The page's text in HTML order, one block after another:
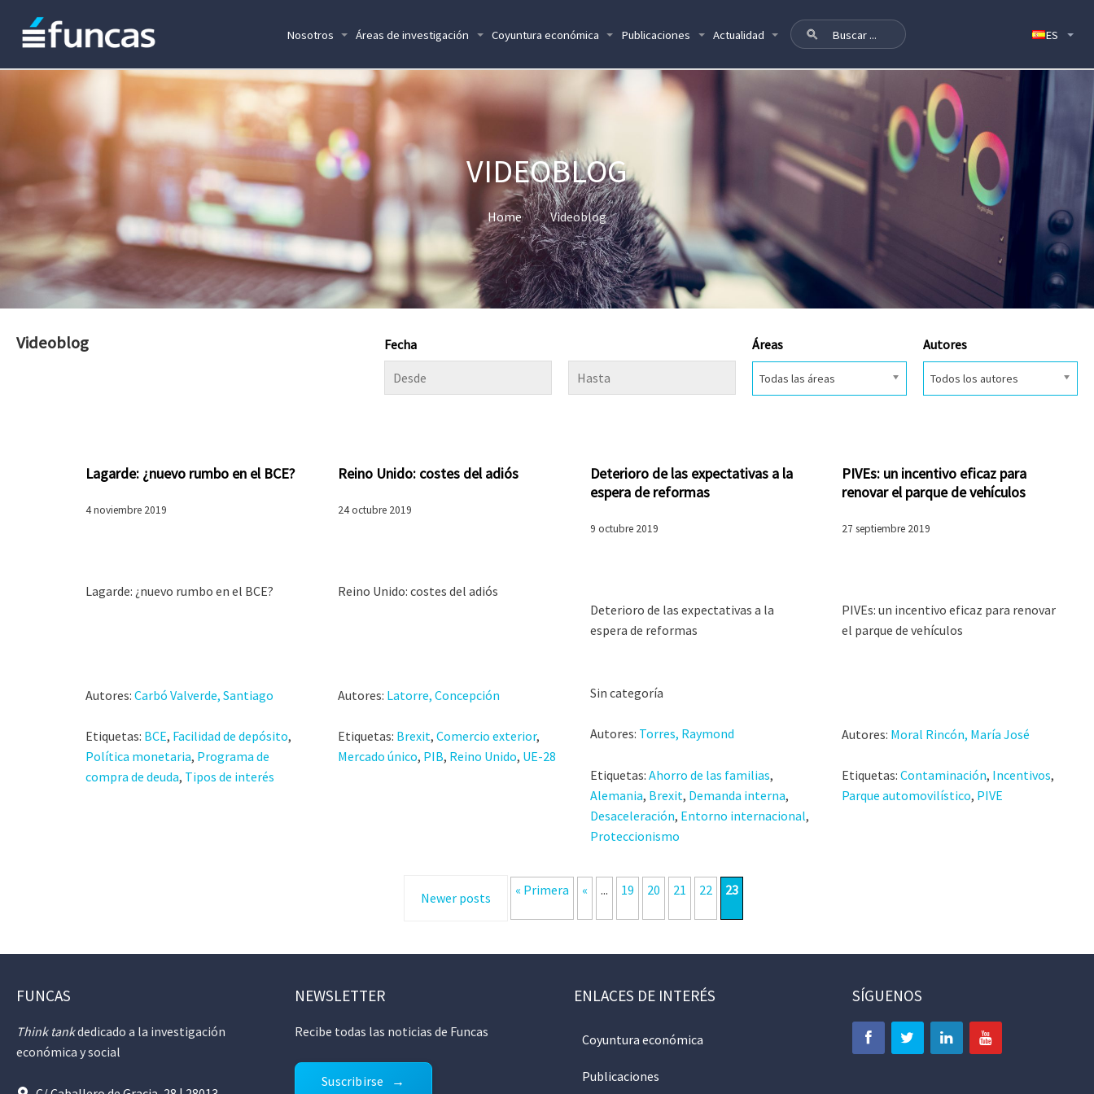
Nosotros Áreas de investigación Coyuntura económica Publicaciones Actualidad
VIDEOBLOG
Home Videoblog
Videoblog Autores
Todos los autores
Áreas
Todas las áreas
Fecha
Lagarde: ¿nuevo rumbo en el BCE?
4 noviembre 2019
Lagarde: ¿nuevo rumbo en el BCE?
Autores:Carbó Valverde, Santiago
Etiquetas: BCE, Facilidad de depósito,
Política monetaria, Programa de
compra de deuda, Tipos de interés
Reino Unido: costes del adiós
24 octubre 2019
Reino Unido: costes del adiós
Autores: Latorre, Concepción
Etiquetas: Brexit, Comercio exterior,
Mercado único, PIB, Reino Unido, UE-28
Deterioro de las expectativas a la
espera de reformas
9 octubre 2019
Deterioro de las expectativas a la
espera de reformas
Sin categoría
Autores: Torres, Raymond
Etiquetas: Ahorro de las familias,
Alemania, Brexit, Demanda interna,
Desaceleración, Entorno internacional,
Proteccionismo
PIVEs: un incentivo eficaz para
renovar el parque de vehículos
27 septiembre 2019
PIVEs: un incentivo eficaz para renovar
el parque de vehículos
Autores: Moral Rincón, María José
Etiquetas:Contaminación, Incentivos,
Parque automovilístico, PIVE
Newer posts « Primera « ... 19 20 21 22 23
FUNCAS
Think tankdedicado a la investigación
económica y social
NEWSLETTER
Recibe todas las noticias de Funcas
Suscribirse
ENLACES DE INTERÉS
Coyuntura económica
Publicaciones
SÍGUENOS